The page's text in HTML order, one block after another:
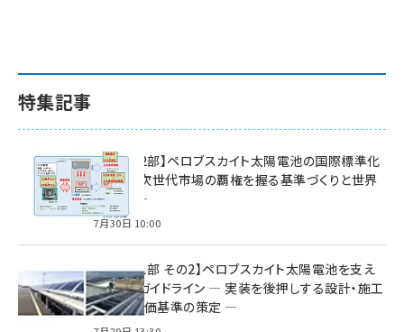
特集記事
特集【第2部】ペロブスカイト太陽電池の国際標準化
戦略 ― 次世代市場の覇権を握る基準づくりと世界
の動向 ―
7月30日 10:00
特集【第1部 その2】ペロブスカイト太陽電池を支え
る2つのガイドライン ― 実装を後押しする設計・施工
方針と評価基準の策定 ―